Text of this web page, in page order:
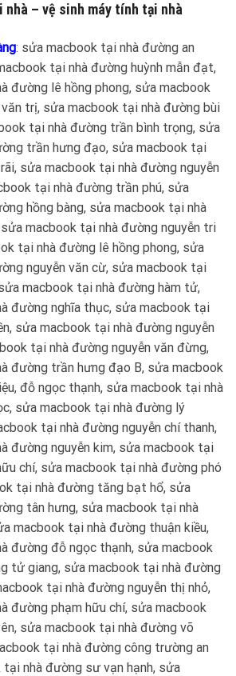
nhà – vệ sinh máy tính tại nhà
: sửa macbook tại nhà đường an
tại nhà đường huỳnh mẫn đạt,
đường lê hồng phong, sửa macbook
trị, sửa macbook tại nhà đường bùi
tại nhà đường trần bình trọng, sửa
trần hưng đạo, sửa macbook tại
sửa macbook tại nhà đường nguyễn
tại nhà đường trần phú, sửa
hồng bàng, sửa macbook tại nhà
macbook tại nhà đường nguyễn tri
tại nhà đường lê hồng phong, sửa
nguyễn văn cừ, sửa macbook tại
macbook tại nhà đường hàm tử,
đường nghĩa thục, sửa macbook tại
sửa macbook tại nhà đường nguyễn
tại nhà đường nguyễn văn đừng,
đường trần hưng đạo B, sửa macbook
đỗ ngọc thạnh, sửa macbook tại nhà
sửa macbook tại nhà đường lý
tại nhà đường nguyễn chí thanh,
đường nguyễn kim, sửa macbook tại
chí, sửa macbook tại nhà đường phó
tại nhà đường tăng bạt hổ, sửa
tân hưng, sửa macbook tại nhà
macbook tại nhà đường thuận kiều,
đường đỗ ngọc thạnh, sửa macbook
tử giang, sửa macbook tại nhà đường
tại nhà đường nguyễn thị nhỏ,
đường phạm hữu chí, sửa macbook
sửa macbook tại nhà đường võ
tại nhà đường công trường an
nhà đường sư vạn hạnh, sửa